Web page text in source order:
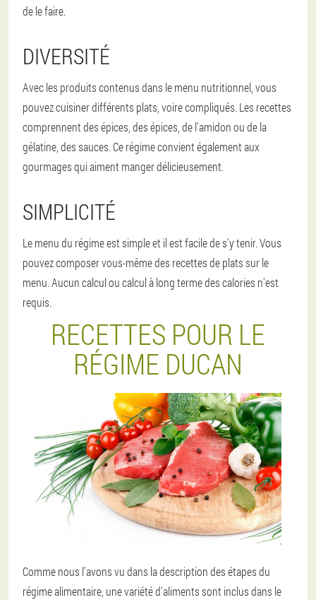
de le faire.
DIVERSITÉ
Avec les produits contenus dans le menu nutritionnel, vous
pouvez cuisiner différents plats, voire compliqués. Les recettes
comprennent des épices, des épices, de l'amidon ou de la
gélatine, des sauces. Ce régime convient également aux
gourmages qui aiment manger délicieusement.
SIMPLICITÉ
Le menu du régime est simple et il est facile de s'y tenir. Vous
pouvez composer vous-même des recettes de plats sur le
menu. Aucun calcul ou calcul à long terme des calories n'est
requis.
RECETTES POUR LE
RÉGIME DUCAN
Comme nous l'avons vu dans la description des étapes du
régime alimentaire, une variété d'aliments sont inclus dans le